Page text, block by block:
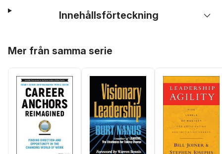
Innehållsförteckning
Mer från samma serie